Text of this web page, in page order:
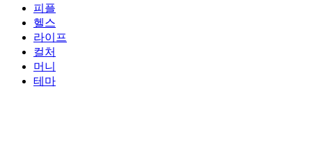
피플
헬스
라이프
컬처
머니
테마